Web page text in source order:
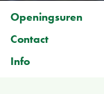
Openingsuren
Contact
Info